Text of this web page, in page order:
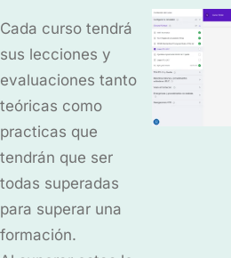
Cada curso tendrá
sus lecciones y
evaluaciones tanto
teóricas como
practicas que
tendrán que ser
todas superadas
para superar una
formación.